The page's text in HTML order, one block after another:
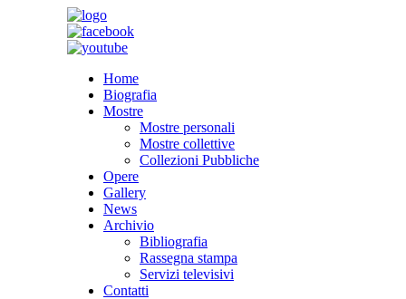
Home
Biografia
Mostre
Mostre personali
Mostre collettive
Collezioni Pubbliche
Opere
Gallery
News
Archivio
Bibliografia
Rassegna stampa
Servizi televisivi
Contatti